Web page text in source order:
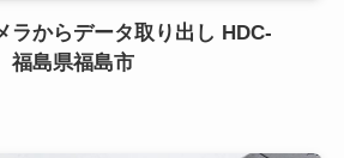
ラからデータ取り出し HDC-
島県福島市